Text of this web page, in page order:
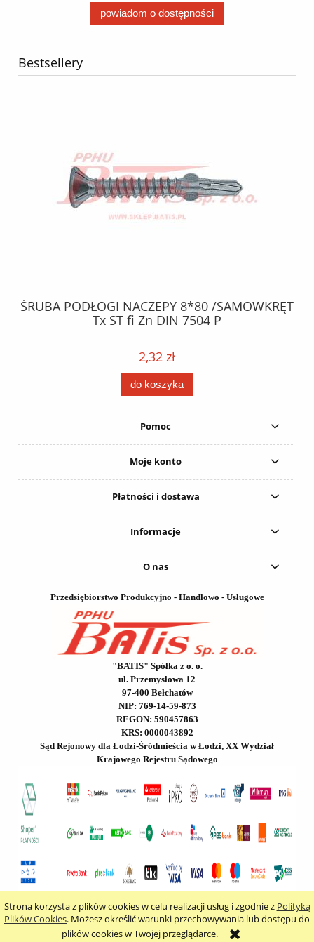
Strona korzysta z plików cookies w celu realizacji usług i zgodnie z Polityką
Plików Cookies. Możesz określić warunki przechowywania lub dostępu do
plików cookies w Twojej przeglądarce.
powiadom o dostępności
Bestsellery
ŚRUBA PODŁOGI NACZEPY 8*80 /SAMOWKRĘT
Tx ST fi Zn DIN 7504 P
2,32 zł
do koszyka
Pomoc
Moje konto
Płatności i dostawa
Informacje
O nas
Przedsiębiorstwo Produkcyjno - Handlowo - Usługowe
"BATIS" Spółka z o. o.
ul. Przemysłowa 12
97-400 Bełchatów
NIP: 769-14-59-873
REGON: 590457863
KRS: 0000043892
Sąd Rejonowy dla Łodzi-Śródmieścia w Łodzi, XX Wydział
Krajowego Rejestru Sądowego
pokaż pełną wersję strony
Sklep internetowy Shoper.pl